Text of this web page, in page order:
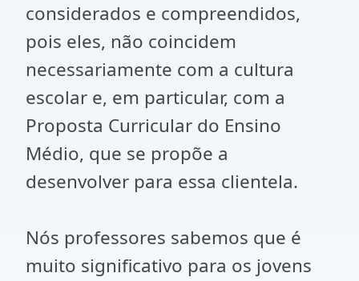
considerados e compreendidos,
pois eles, não coincidem
necessariamente com a cultura
escolar e, em particular, com a
Proposta Curricular do Ensino
Médio, que se propõe a
desenvolver para essa clientela.
Nós professores sabemos que é
muito significativo para os jovens